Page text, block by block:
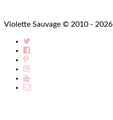
Violette Sauvage © 2010 - 2026